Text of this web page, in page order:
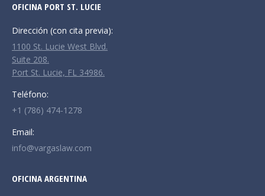
OFICINA PORT ST. LUCIE
Dirección (con cita previa):
1100 St. Lucie West Blvd.
Suite 208.
Port St. Lucie, FL 34986.
Teléfono:
+1 (786) 474-1278
Email:
info@vargaslaw.com
OFICINA ARGENTINA